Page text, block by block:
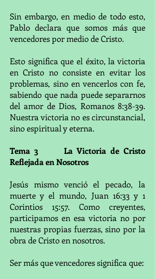
Sin embargo, en medio de todo esto,
Pablo declara que somos más que
vencedores por medio de Cristo.
Esto significa que el éxito, la victoria
en Cristo no consiste en evitar los
problemas, sino en vencerlos con fe,
sabiendo que nada puede separarnos
del amor de Dios, Romanos 8:38-39.
Nuestra victoria no es circunstancial,
sino espiritual y eterna.
Tema 3 La Victoria de Cristo
Reflejada en Nosotros
Jesús mismo venció el pecado, la
muerte y el mundo, Juan 16:33 y 1
Corintios 15:57. Como creyentes,
participamos en esa victoria no por
nuestras propias fuerzas, sino por la
obra de Cristo en nosotros.
Ser más que vencedores significa que: